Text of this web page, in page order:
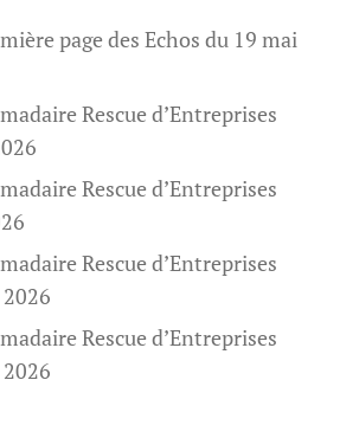
page des Echos du 19 mai
Rescue d’Entreprises
Rescue d’Entreprises
Rescue d’Entreprises
Rescue d’Entreprises